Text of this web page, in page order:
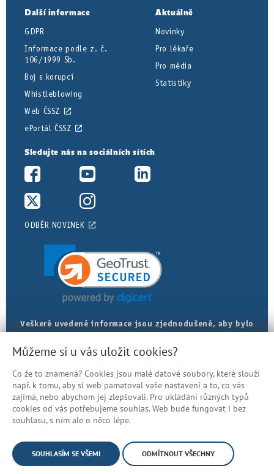
Další informace
GDPR
Informace podle z. č.
106/1999 Sb.
Boj s korupcí
Whistleblowing
Web ČSSZ
ePortál ČSSZ
Aktuálně
Novinky
Pro lékaře
Pro média
Statistiky
Sledujte nás na sociálních sítích
ODBĚR NOVINEK
Veškeré uvedené informace jsou zjednodušené, aby bylo
najdete v právních předpisech.
Prohlášení o přístupnosti
Mapa stránek
© Česká správa sociálního zabezpečení
Můžeme si u vás uložit cookies?
Co že to znamená? Cookies jsou malé datové soubory, které slouží
např. k tomu, aby si web pamatoval vaše nastavení a to, co vás
zajímá, nebo abychom jej zlepšovali. Pro ukládání různých typů
cookies od vás potřebujeme souhlas. Web bude fungovat i bez
souhlasu, s ním ale o něco lépe.
SOUHLASÍM SE VŠEMI ODMÍTNOUT VŠECHNY